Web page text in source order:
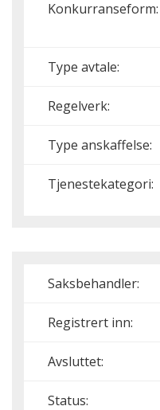
Konkurranseform:
Type avtale:
Regelverk:
Type anskaffelse:
Tjenestekategori:
Saksbehandler:
Registrert inn:
Avsluttet:
Status: